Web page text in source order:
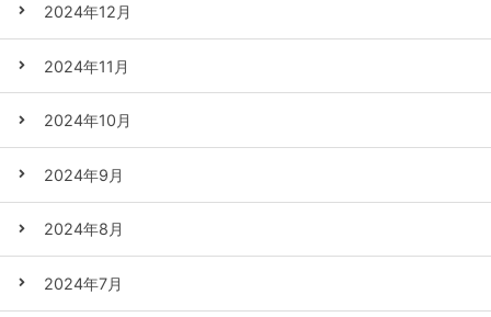
2024年12月
2024年11月
2024年10月
2024年9月
2024年8月
2024年7月